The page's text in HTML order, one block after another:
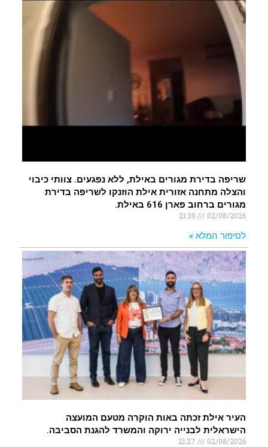
שריפה בדירת מגורים באילת, ללא נפגעים. צוותי כיבוי
והצלה מתחנה אזורית אילת הוזנקו לשריפה בדירת
מגורים ברחוב פארן 616 באילת.
02/08/2026
לסיפור המלא »
העיר אילת זכתה באות הוקרה מטעם המועצה
הישראלית לבנייה ירוקה והמשרד להגנת הסביבה.
02/08/2026